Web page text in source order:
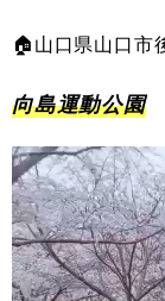
🏠山口県山口市
向島運動公園